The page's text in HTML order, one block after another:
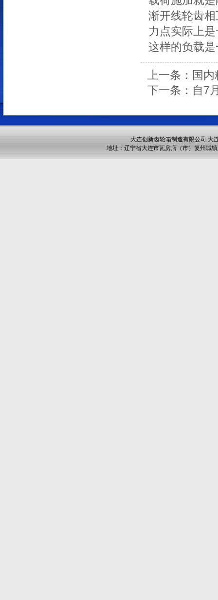
渐开线轮齿
力点实际上
这样的负载
上一条：国
下一条：自7
大连创新齿轮箱制造有限公司 大
地址：辽宁省大连市瓦房店（市）复州城